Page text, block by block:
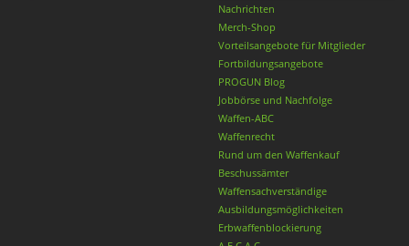
Nachrichten
Merch-Shop
Vorteilsangebote für Mitglieder
Fortbildungsangebote
PROGUN Blog
Jobbörse und Nachfolge
Waffen-ABC
Waffenrecht
Rund um den Waffenkauf
Beschussämter
Waffensachverständige
Ausbildungsmöglichkeiten
Erbwaffenblockierung